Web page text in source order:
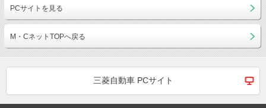
PCサイトを見る
M・CネットTOPへ戻る
三菱自動車 PCサイト